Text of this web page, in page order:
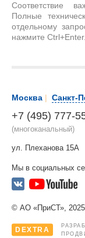
Соответствие
Полные
отдельному
нажмите Ctrl+Enter.
Москва | Санкт-
+7 (495) 777-
(многоканальный)
ул. Плеханова 15А
Мы в социальных
© АО «ПриСТ», 2025
DEXTRA